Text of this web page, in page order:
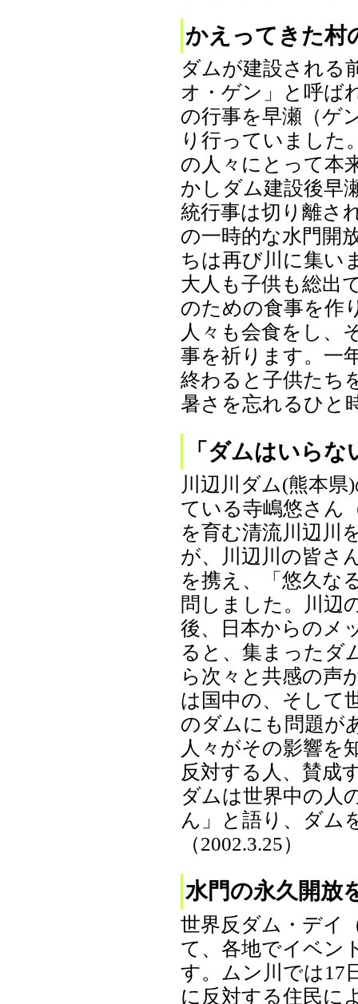
かえってきた村
ダムが建設される
オ・ゲン」と呼ば
の行事を早瀬（ゲ
り行っていました
の人々にとって本
かしダム建設後早
統行事は切り離さ
の一時的な水門開
ちは再び川に集い
大人も子供も総出
のための食事を作
人々も会食をし、
事を祈ります。一
終わると子供たち
暑さを忘れるひと
「ダムはいら
川辺川ダム(熊本
ている寺嶋悠さん
を育む清流川辺川
が、川辺川の皆さ
を携え、「悠久な
問しました。川辺
後、日本からのメ
ると、集まったダ
ら次々と共感の声
は国中の、そして
のダムにも問題が
人々がその影響を
反対する人、賛成
ダムは世界中の人
ん」と語り、ダム
（2002.3.25）
水門の永久開放
世界反ダム・デイ
て、各地でイベン
す。ムン川では17
に反対する住民に